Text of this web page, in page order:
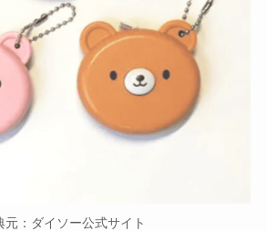
元：ダイソー公式サイト